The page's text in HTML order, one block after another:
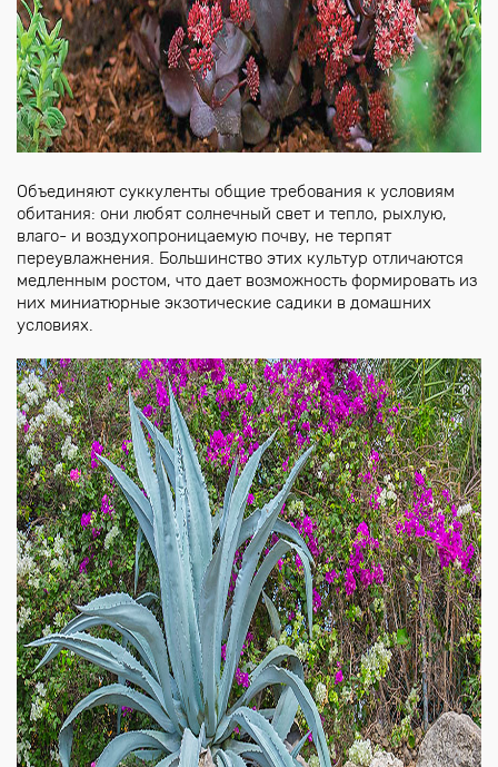
Объединяют суккуленты общие требования к условиям
обитания: они любят солнечный свет и тепло, рыхлую,
влаго- и воздухопроницаемую почву, не терпят
переувлажнения. Большинство этих культур отличаются
медленным ростом, что дает возможность формировать из
них миниатюрные экзотические садики в домашних
условиях.